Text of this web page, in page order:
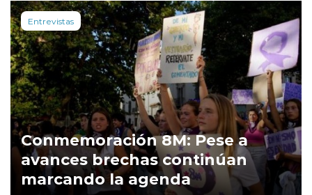
Entrevistas
Conmemoración 8M: Pese a
avances brechas continúan
marcando la agenda